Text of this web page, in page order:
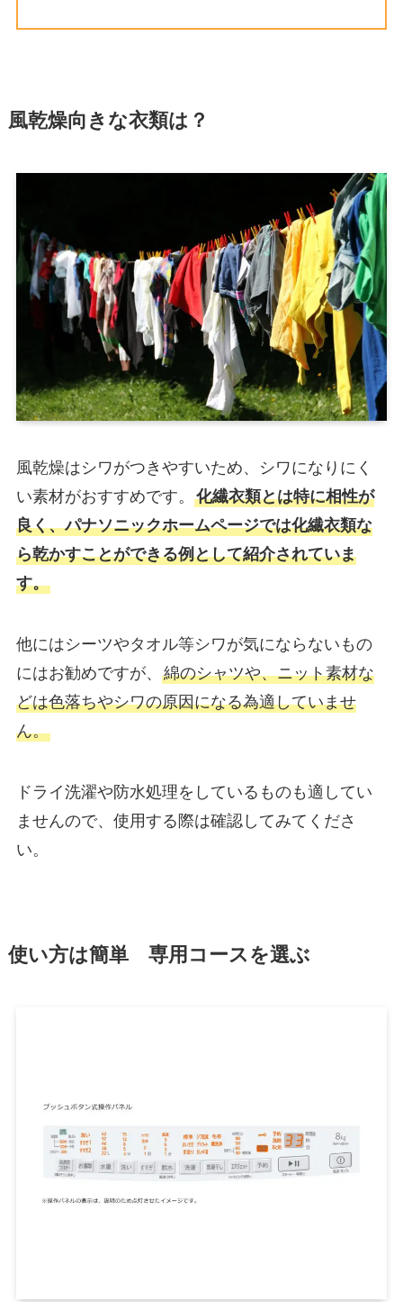
風乾燥向きな衣類は？
風乾燥はシワがつきやすいため、シワになりにく
い素材がおすすめです。 化繊衣類とは特に相性が
良く、パナソニックホームページでは化繊衣類な
ら乾かすことができる例として紹介されていま
す。
他にはシーツやタオル等シワが気にならないもの
にはお勧めですが、 綿のシャツや、ニット素材な
どは色落ちやシワの原因になる為適していませ
ん。
ドライ洗濯や防水処理をしているものも適してい
ませんので、使用する際は確認してみてくださ
い。
使い方は簡単 専用コースを選ぶ